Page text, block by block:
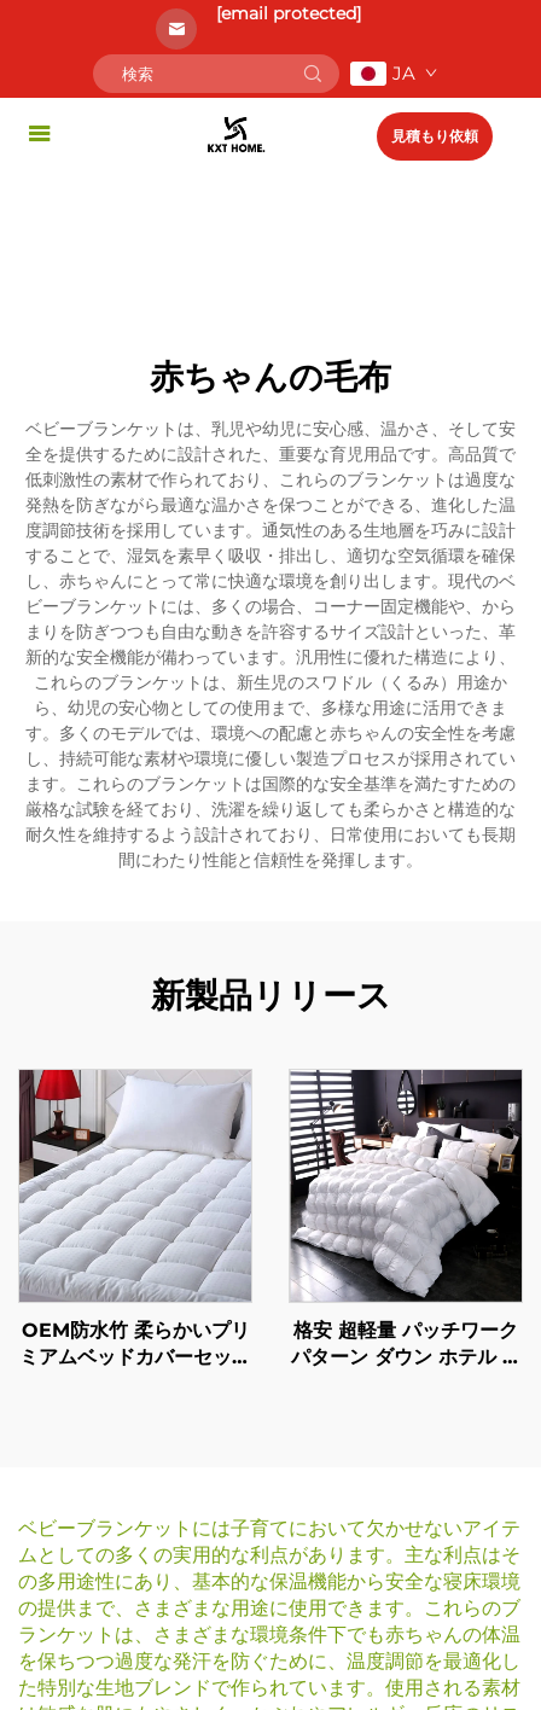
[email protected]
JA
見積もり依頼
赤ちゃんの毛布
ベビーブランケットは、乳児や幼児に安心感、温かさ、そして安
全を提供するために設計された、重要な育児用品です。高品質で
低刺激性の素材で作られており、これらのブランケットは過度な
発熱を防ぎながら最適な温かさを保つことができる、進化した温
度調節技術を採用しています。通気性のある生地層を巧みに設計
することで、湿気を素早く吸収・排出し、適切な空気循環を確保
し、赤ちゃんにとって常に快適な環境を創り出します。現代のベ
ビーブランケットには、多くの場合、コーナー固定機能や、から
まりを防ぎつつも自由な動きを許容するサイズ設計といった、革
新的な安全機能が備わっています。汎用性に優れた構造により、
これらのブランケットは、新生児のスワドル（くるみ）用途か
ら、幼児の安心物としての使用まで、多様な用途に活用できま
す。多くのモデルでは、環境への配慮と赤ちゃんの安全性を考慮
し、持続可能な素材や環境に優しい製造プロセスが採用されてい
ます。これらのブランケットは国際的な安全基準を満たすための
厳格な試験を経ており、洗濯を繰り返しても柔らかさと構造的な
耐久性を維持するよう設計されており、日常使用においても長期
間にわたり性能と信頼性を発揮します。
新製品リリース
OEM防水竹 柔らかいプリ
ミアムベッドカバーセット
格安 超軽量 パッチワーク
パターン ダウン ホテル 羽
ベビーブランケットには子育てにおいて欠かせないアイテ
ムとしての多くの実用的な利点があります。主な利点はそ
の多用途性にあり、基本的な保温機能から安全な寝床環境
の提供まで、さまざまな用途に使用できます。これらのブ
ランケットは、さまざまな環境条件下でも赤ちゃんの体温
を保ちつつ過度な発汗を防ぐために、温度調節を最適化し
た特別な生地ブレンドで作られています。使用される素材